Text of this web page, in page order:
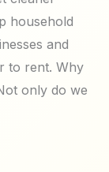
household
and
to rent. Why
only do we